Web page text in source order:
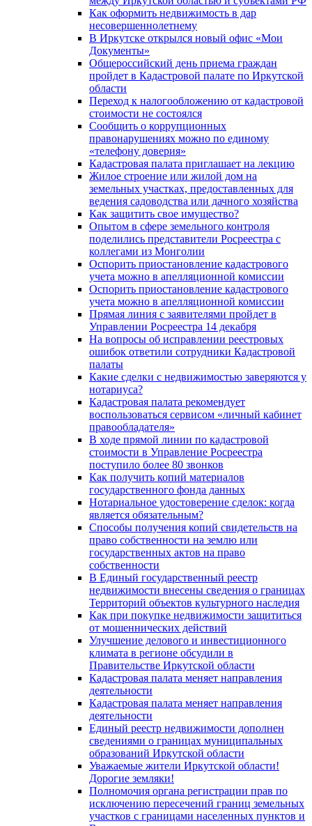
Как оформить недвижимость в дар
несовершеннолетнему
В Иркутске открылся новый офис «Мои
Документы»
Общероссийский день приема граждан
пройдет в Кадастровой палате по Иркутской
области
Переход к налогообложению от кадастровой
стоимости не состоялся
Сообщить о коррупционных
правонарушениях можно по единому
«телефону доверия»
Кадастровая палата приглашает на лекцию
Жилое строение или жилой дом на
земельных участках, предоставленных для
ведения садоводства или дачного хозяйства
Как защитить свое имущество?
Опытом в сфере земельного контроля
поделились представители Росреестра с
коллегами из Монголии
Оспорить приостановление кадастрового
учета можно в апелляционной комиссии
Оспорить приостановление кадастрового
учета можно в апелляционной комиссии
Прямая линия с заявителями пройдет в
Управлении Росреестра 14 декабря
На вопросы об исправлении реестровых
ошибок ответили сотрудники Кадастровой
палаты
Какие сделки с недвижимостью заверяются у
нотариуса?
Кадастровая палата рекомендует
воспользоваться сервисом «личный кабинет
правообладателя»
В ходе прямой линии по кадастровой
стоимости в Управление Росреестра
поступило более 80 звонков
Как получить копий материалов
государственного фонда данных
Нотариальное удостоверение сделок: когда
является обязательным?
Способы получения копий свидетельств на
право собственности на землю или
государственных актов на право
собственности
В Единый государственный реестр
недвижимости внесены сведения о границах
Территорий объектов культурного наследия
Как при покупке недвижимости защититься
от мошеннических действий
Улучшение делового и инвестиционного
климата в регионе обсудили в
Правительстве Иркутской области
Кадастровая палата меняет направления
деятельности
Кадастровая палата меняет направления
деятельности
Единый реестр недвижимости дополнен
сведениями о границах муниципальных
образований Иркутской области
Уважаемые жители Иркутской области!
Дорогие земляки!
Полномочия органа регистрации прав по
исключению пересечений границ земельных
участков с границами населенных пунктов и